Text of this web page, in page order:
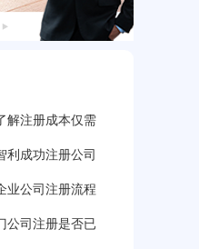
解注册成本仅需
利成功注册公司
业公司注册流程
公司注册是否已